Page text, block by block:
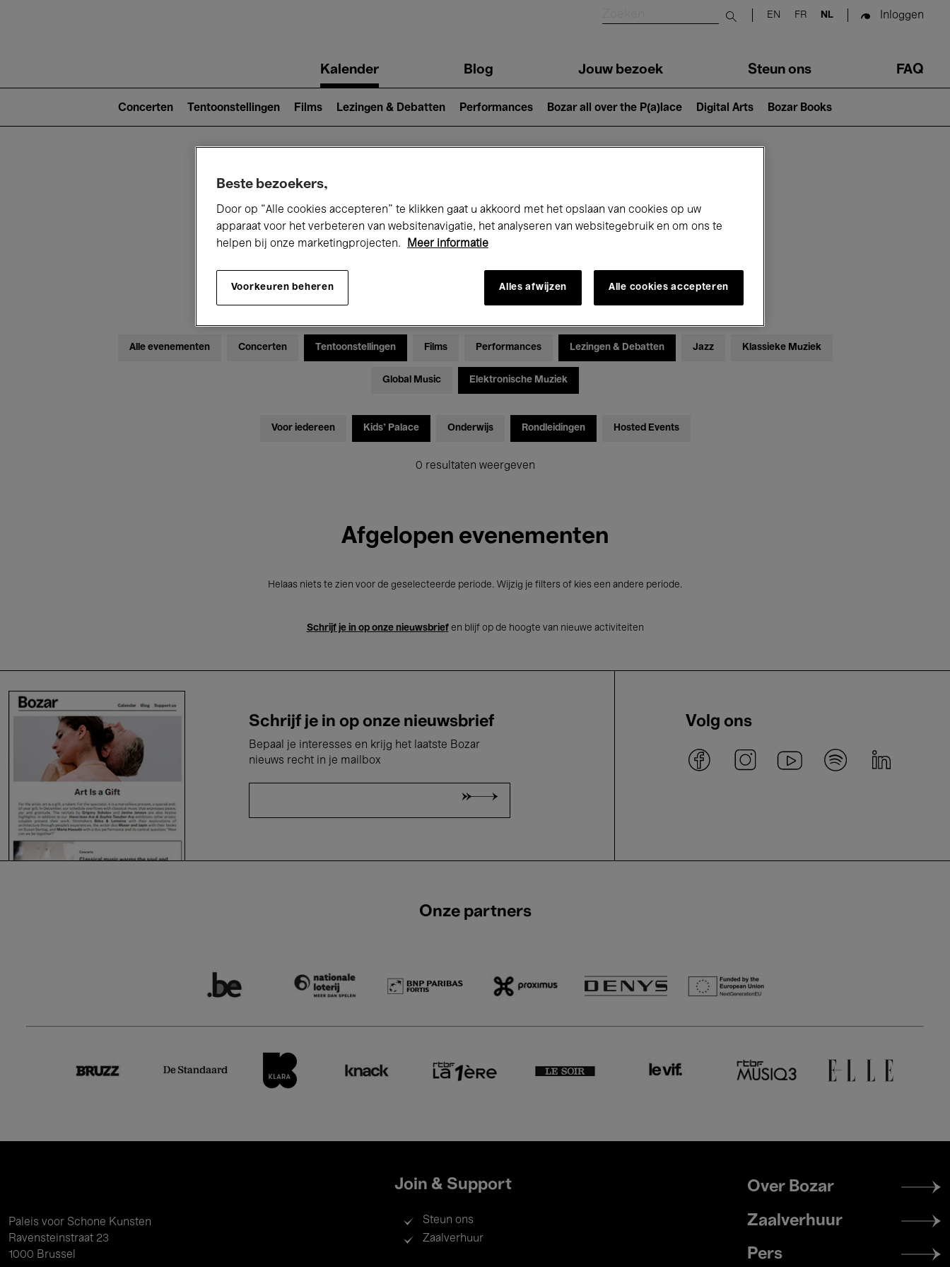
Submit search
EN FR NL Inloggen
navigationKalender Blog Jouw bezoek Steun ons FAQ
2)
Concerten Tentoonstellingen Films Lezingen & Debatten Performances Bozar all over the P(a)lace Digital Arts Bozar Books
Nu bij Bozar
Vrijdag 06 - Zaterdag 14 Maart 2026
Alle evenementen Concerten Tentoonstellingen Films Performances Lezingen & Debatten Jazz Klassieke Muziek
Global Music Elektronische Muziek
Voor iedereen Kids’ Palace Onderwijs Rondleidingen Hosted Events
0 resultaten weergeven
Afgelopen evenementen
Helaas niets te zien voor de geselecteerde periode. Wijzig je filters of kies een andere periode.
Schrijf je in op onze nieuwsbriefen blijf op de hoogte van nieuwe activiteiten
Schrijf je in op onze nieuwsbrief
Bepaal je interesses en krijg het laatste Bozar
nieuws recht in je mailbox
Volg ons
Onze partners
Paleis voor Schone Kunsten
Ravensteinstraat 23
1000 Brussel
Join & Support
Steun ons
Zaalverhuur
Footer
menu
Over Bozar
Zaalverhuur
Pers
Beste bezoekers,
Door op “Alle cookies accepteren” te klikken gaat u akkoord met het opslaan van cookies op uw
apparaat voor het verbeteren van websitenavigatie, het analyseren van websitegebruik en om ons te
helpen bij onze marketingprojecten.
Meer informatie
Voorkeuren beheren Alles afwijzen Alle cookies accepteren